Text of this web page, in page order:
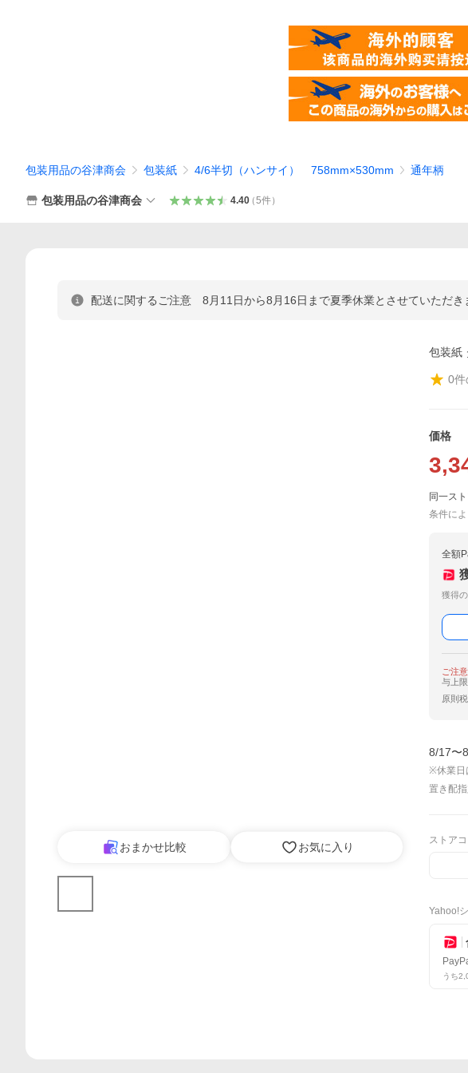
包装用品の谷津商会 包装紙 4/6半切（ハンサイ） 758mm×530mm 通年柄
包装用品の谷津商会 4.40（5件）
配送に関するご注意 8月11日から8月16日まで夏季休業とさせていただき
おまかせ比較 お気に入り
包装紙
0件
価格
同一ス
条件に
全額
獲得
ご注意
与上
原則
8/17〜
※休業日
置き配
ストア
Yahoo!
うち